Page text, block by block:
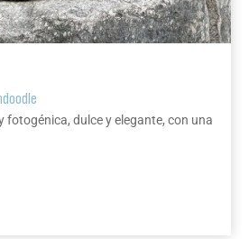
fotogénica, dulce y elegante, con una